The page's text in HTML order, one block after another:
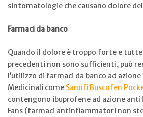
sintomatologie che causano dolore
Farmaci da banco
Quando il dolore è troppo forte e tutte
precedenti non sono sufficienti, può
l’utilizzo di farmaci da banco ad
Medicinali come Sanofi Buscofen
contengono ibuprofene ad azione
Fans (farmaci antinfiammatori non